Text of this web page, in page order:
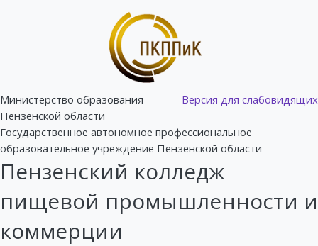
Версия для слабовидящих
Министерство образования
Пензенской области
Государственное автономное профессиональное
образовательное учреждение Пензенской области
Пензенский колледж
пищевой промышленности и
коммерции